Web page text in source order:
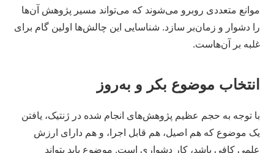
موانع متعددی روبرو می‌شوند که می‌تواند مسیر پژوهش آن‌ها
را دشوار و زمان‌بر سازد. شناسایی این چالش‌ها اولین گام برای
غلبه بر آن‌هاست.
انتخاب موضوع بکر و به‌روز
با توجه به حجم عظیم پژوهش‌های انجام شده در ژنتیک، یافتن
یک موضوع که هم اصیل، هم قابل اجرا، و هم دارای ارزش
علمی کافی باشد، کار دشواری است. موضوع باید بتواند